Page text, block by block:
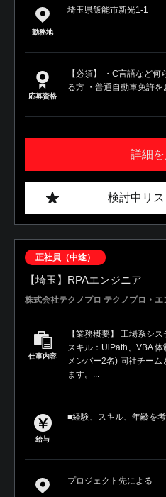
勤務地
埼玉県飯能市新光1-1
応募資格
【必須】 ・C言語など
る方 ・普通自動車免許を
詳細を
検討中リ
正社員（中途）
【埼玉】RPAエンジニア
株式会社テクノプロ テクノプロ・
仕事内容
【業務概要】 工場系シ
スキル：UiPath、VBA 体
メンバー2名) 同社チー
ます。...
給与
■経験、スキル、年齢を
プロジェクト先による